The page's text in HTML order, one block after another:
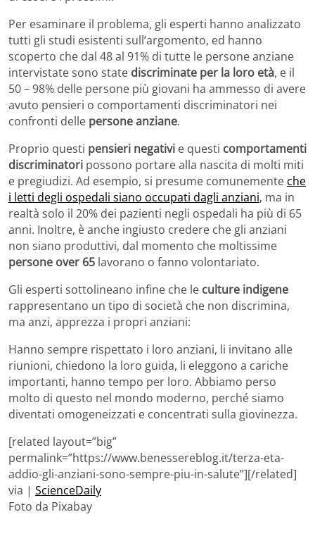
Per esaminare il problema, gli esperti hanno analizzato
tutti gli studi esistenti sull’argomento, ed hanno
scoperto che dal 48 al 91% di tutte le persone anziane
intervistate sono state discriminate per la loro età, e il
50 – 98% delle persone più giovani ha ammesso di avere
avuto pensieri o comportamenti discriminatori nei
confronti delle persone anziane.
Proprio questi pensieri negativi e questi comportamenti
discriminatori possono portare alla nascita di molti miti
e pregiudizi. Ad esempio, si presume comunemente che
i letti degli ospedali siano occupati dagli anziani, ma in
realtà solo il 20% dei pazienti negli ospedali ha più di 65
anni. Inoltre, è anche ingiusto credere che gli anziani
non siano produttivi, dal momento che moltissime
persone over 65 lavorano o fanno volontariato.
Gli esperti sottolineano infine che le culture indigene
rappresentano un tipo di società che non discrimina,
ma anzi, apprezza i propri anziani:
Hanno sempre rispettato i loro anziani, li invitano alle
riunioni, chiedono la loro guida, li eleggono a cariche
importanti, hanno tempo per loro. Abbiamo perso
molto di questo nel mondo moderno, perché siamo
diventati omogeneizzati e concentrati sulla giovinezza.
[related layout=”big”
permalink=”https://www.benessereblog.it/terza-eta-
addio-gli-anziani-sono-sempre-piu-in-salute”][/related]
via | ScienceDaily
Foto da Pixabay